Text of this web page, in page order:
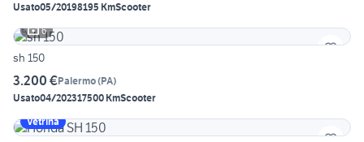
Usato05/20198195 KmScooter
6
sh 150
3.200 €Palermo(PA)
Usato04/202317500 KmScooter
Vetrina